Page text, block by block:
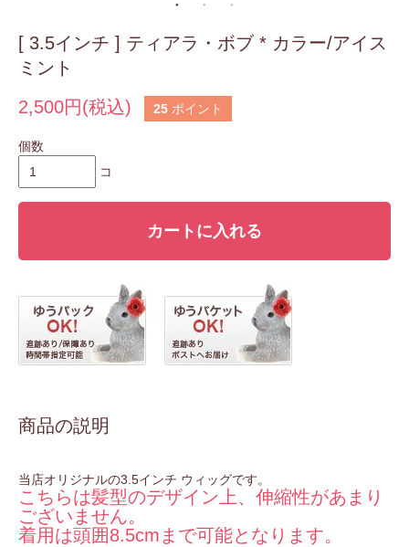
[ 3.5インチ ] ティアラ・ボブ * カラー/アイス
ミント
2,500円(税込)
25 ポイント
個数
コ
カートに入れる
商品の説明
当店オリジナルの3.5インチ ウィッグです。
こちらは髪型のデザイン上、伸縮性があまり
ございません。
着用は頭囲8.5cmまで可能となります。